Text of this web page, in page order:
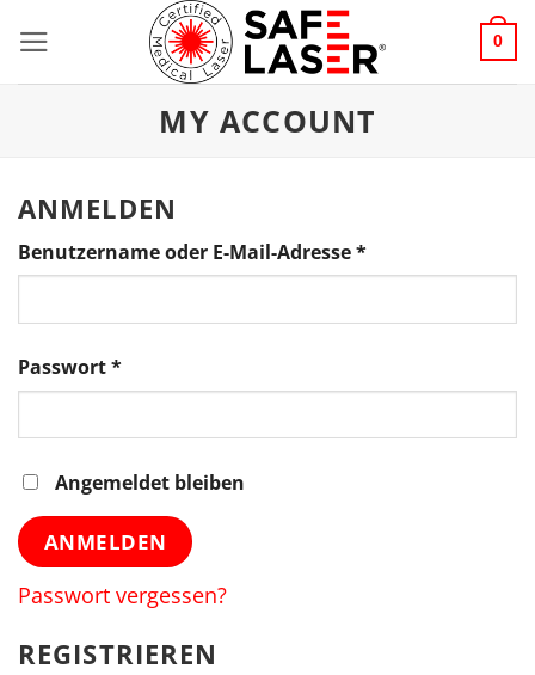
Inhalt
springen
0
MY ACCOUNT
ANMELDEN
Benutzername oder E-Mail-Adresse*Erforderlich
Passwort*Erforderlich
Alternative:
Angemeldet bleiben
ANMELDEN
Passwort vergessen?
REGISTRIEREN